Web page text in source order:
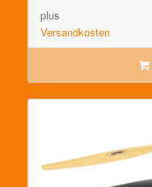
plus
Versandkosten